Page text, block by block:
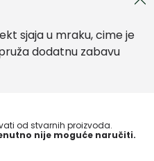
sjaja u mraku, cime je
dodatnu zabavu
od stvarnih proizvoda.
nije moguće naručiti.